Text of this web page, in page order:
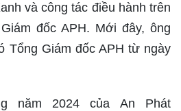
và công tác điều hành trên
đốc APH. Mới đây, ông
Tổng Giám đốc APH từ ngày
năm 2024 của An Phát